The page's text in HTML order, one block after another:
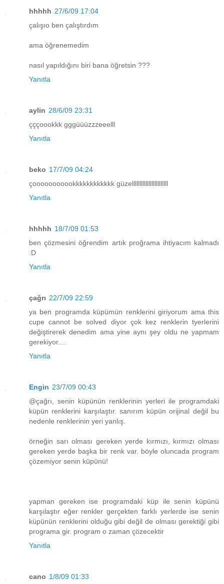
hhhhh 27/6/09 17:04
çalışıo ben çalıştırdım
ama öğrenemedim
nasıl yapıldığını biri bana öğretsin ???
Yanıtla
aylin 28/6/09 23:31
çççoookkk gggüüüzzzeeelll
Yanıtla
beko 17/7/09 04:24
çooooooooookkkkkkkkkkkk güzellllllllllllllllllllllll
Yanıtla
hhhhh 18/7/09 01:53
ben çözmesini öğrendim artık proğrama ihtiyacım kalmadı
:D
Yanıtla
çağrı 22/7/09 22:59
ya ben programda küpümün renklerini giriyorum ama this
cupe cannot be solved diyor çok kez renklerin tyerlerini
değiştirerek denedim ama yine aynı şey oldu ne yapmam
gerekiyor....
Yanıtla
Engin 23/7/09 00:43
@çağrı, senin küpünün renklerinin yerleri ile programdaki
küpün renklerini karşılaştır. sanırım küpün orijinal değil bu
nedenle renklerinin yeri yanlış.
örneğin sarı olması gereken yerde kırmızı, kırmızı olması
gereken yerde başka bir renk var. böyle oluncada program
çözemiyor senin küpünü!
yapman gereken ise programdaki küp ile senin küpünü
karşılaştır eğer renkler gerçekten farklı yerlerde ise senin
küpünün renklerini olduğu gibi değil de olması gerektiği gibi
programa gir. program o zaman çözecektir
Yanıtla
cano 1/8/09 01:33